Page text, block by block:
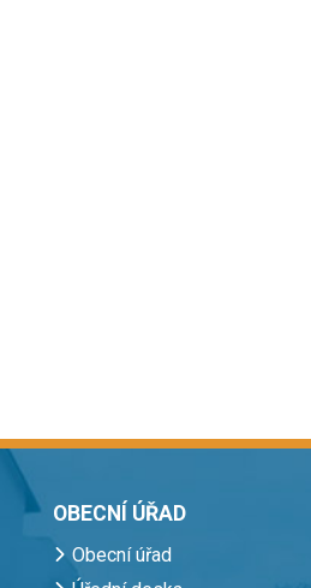
OBECNÍ ÚŘAD
Obecní úřad